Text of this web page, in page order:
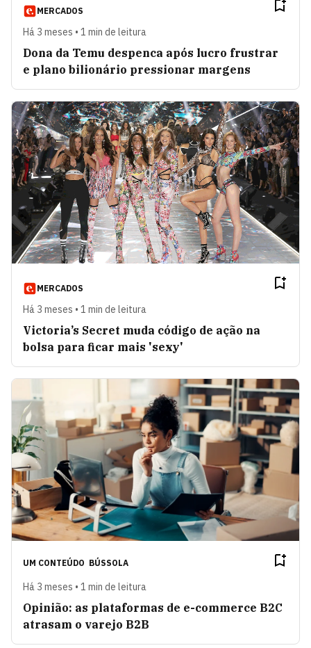
MERCADOS
Há 3 meses • 1 min de leitura
Dona da Temu despenca após lucro frustrar
e plano bilionário pressionar margens
MERCADOS
Há 3 meses • 1 min de leitura
Victoria’s Secret muda código de ação na
bolsa para ficar mais 'sexy'
UM CONTEÚDO BÚSSOLA
Há 3 meses • 1 min de leitura
Opinião: as plataformas de e-commerce B2C
atrasam o varejo B2B